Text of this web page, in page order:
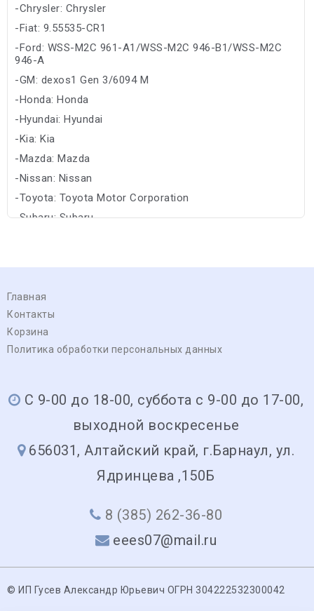
-Chrysler: Chrysler
-Fiat: 9.55535-CR1
-Ford: WSS-M2C 961-A1/WSS-M2C 946-B1/WSS-M2C
946-A
-GM: dexos1 Gen 3/6094 M
-Honda: Honda
-Hyundai: Hyundai
-Kia: Kia
-Mazda: Mazda
-Nissan: Nissan
-Toyota: Toyota Motor Corporation
-Subaru: Subaru
Главная
Контакты
Корзина
Политика обработки персональных данных
С 9-00 до 18-00, суббота с 9-00 до 17-00,
выходной воскресенье
656031, Алтайский край, г.Барнаул, ул.
Ядринцева ,150Б
8 (385) 262-36-80
eees07@mail.ru
© ИП Гусев Александр Юрьевич ОГРН 304222532300042